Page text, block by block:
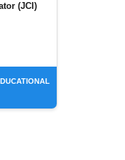
(JCI)